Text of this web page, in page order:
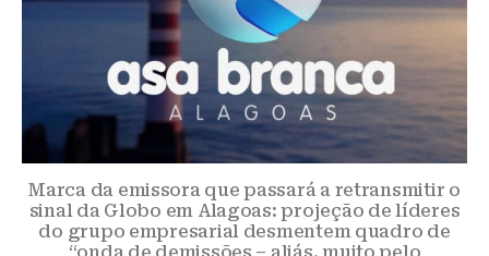
Marca da emissora que passará a retransmitir o
sinal da Globo em Alagoas: projeção de líderes
do grupo empresarial desmentem quadro de
“onda de demissões – aliás, muito pelo